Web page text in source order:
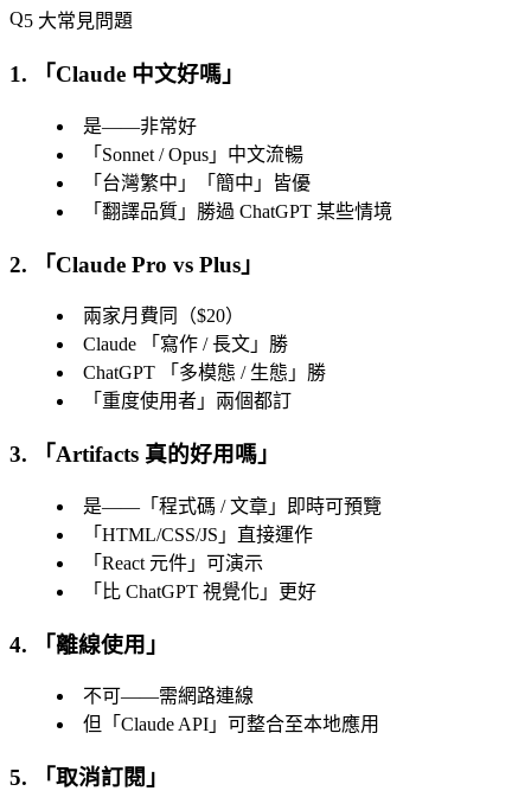
5 大常見問題
1. 「 Claude 中文好嗎 」
是——非常好
「 Sonnet / Opus 」中文流暢
「 台灣繁中 」「 簡中 」皆優
「 翻譯品質 」勝過 ChatGPT 某些情境
2. 「Claude Pro vs Plus 」
兩家月費同（$20）
Claude 「 寫作 / 長文 」勝
ChatGPT 「 多模態 / 生態 」勝
「 重度使用者 」兩個都訂
3. 「 Artifacts 真的好用嗎 」
是——「 程式碼 / 文章 」即時可預覽
「 HTML/CSS/JS 」直接運作
「 React 元件 」可演示
「 比 ChatGPT 視覺化 」更好
4. 「離線使用 」
不可——需網路連線
但「 Claude API 」可整合至本地應用
5. 「取消訂閱 」